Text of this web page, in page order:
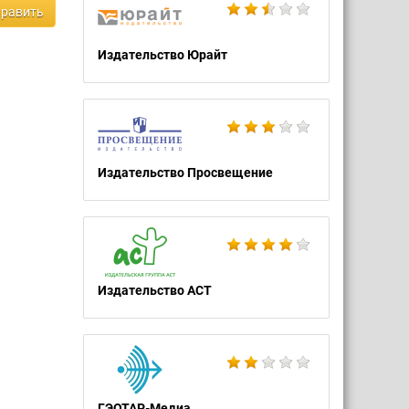
Издательство Юрайт
Издательство Просвещение
Издательство АСТ